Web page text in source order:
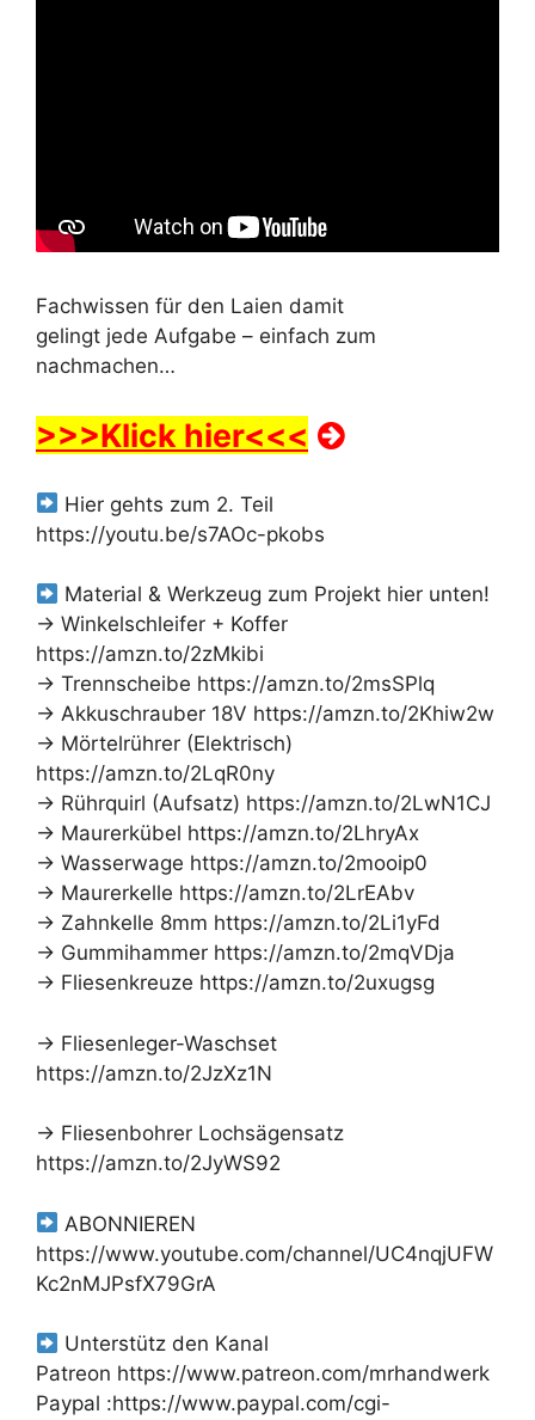
Fachwissen für den Laien damit
gelingt jede Aufgabe – einfach zum
nachmachen…
>>>Klick hier<<<
Hier gehts zum 2. Teil
https://youtu.be/s7AOc-pkobs
Material & Werkzeug zum Projekt hier unten!
→ Winkelschleifer + Koffer
https://amzn.to/2zMkibi
→ Trennscheibe https://amzn.to/2msSPlq
→ Akkuschrauber 18V https://amzn.to/2Khiw2w
→ Mörtelrührer (Elektrisch)
https://amzn.to/2LqR0ny
→ Rührquirl (Aufsatz) https://amzn.to/2LwN1CJ
→ Maurerkübel https://amzn.to/2LhryAx
→ Wasserwage https://amzn.to/2mooip0
→ Maurerkelle https://amzn.to/2LrEAbv
→ Zahnkelle 8mm https://amzn.to/2Li1yFd
→ Gummihammer https://amzn.to/2mqVDja
→ Fliesenkreuze https://amzn.to/2uxugsg
→ Fliesenleger-Waschset
https://amzn.to/2JzXz1N
→ Fliesenbohrer Lochsägensatz
https://amzn.to/2JyWS92
ABONNIEREN
https://www.youtube.com/channel/UC4nqjUFW
Kc2nMJPsfX79GrA
Unterstütz den Kanal
Patreon https://www.patreon.com/mrhandwerk
Paypal :https://www.paypal.com/cgi-